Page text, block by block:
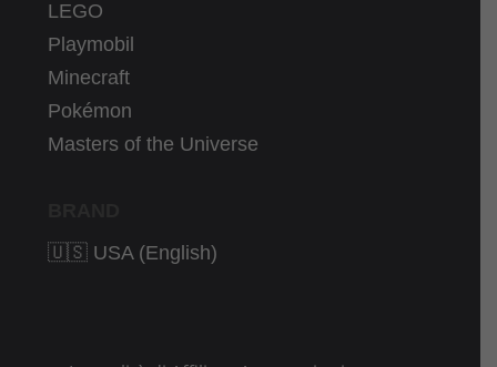
LEGO
Playmobil
Minecraft
Pokémon
Masters of the Universe
🇺🇸 USA (English)